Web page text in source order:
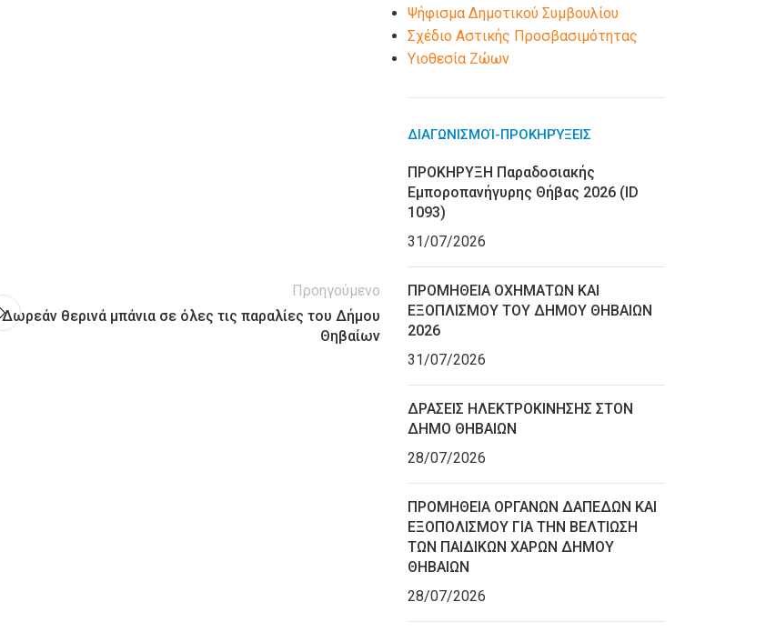
Προηγούμενο
Δωρεάν θερινά μπάνια σε όλες τις παραλίες του Δήμου
Θηβαίων
Ψήφισμα Δημοτικού Συμβουλίου
Σχέδιο Αστικής Προσβασιμότητας
Υιοθεσία Ζώων
ΔΙΑΓΩΝΙΣΜΟΊ-ΠΡΟΚΗΡΎΞΕΙΣ
ΠΡΟΚΗΡΥΞΗ Παραδοσιακής
Εμποροπανήγυρης Θήβας 2026 (ID
1093)
31/07/2026
ΠΡΟΜΗΘΕΙΑ ΟΧΗΜΑΤΩΝ ΚΑΙ
ΕΞΟΠΛΙΣΜΟΥ ΤΟΥ ΔΗΜΟΥ ΘΗΒΑΙΩΝ
2026
31/07/2026
ΔΡΑΣΕΙΣ ΗΛΕΚΤΡΟΚΙΝΗΣΗΣ ΣΤΟΝ
ΔΗΜΟ ΘΗΒΑΙΩΝ
28/07/2026
ΠΡΟΜΗΘΕΙΑ ΟΡΓΑΝΩΝ ΔΑΠΕΔΩΝ ΚΑΙ
ΕΞΟΠΟΛΙΣΜΟΥ ΓΙΑ ΤΗΝ ΒΕΛΤΙΩΣΗ
ΤΩΝ ΠΑΙΔΙΚΩΝ ΧΑΡΩΝ ΔΗΜΟΥ
ΘΗΒΑΙΩΝ
28/07/2026